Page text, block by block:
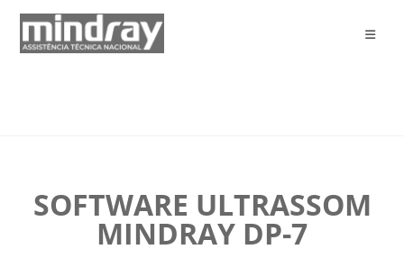
SOFTWARE ULTRASSOM
MINDRAY DP-7